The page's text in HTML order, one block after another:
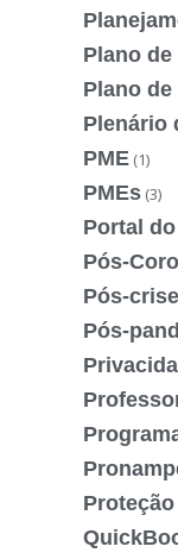
Plano
Plano
Plenário
PME (1)
PMEs (3)
Portal
Pós-
Pós-crise
Pós-